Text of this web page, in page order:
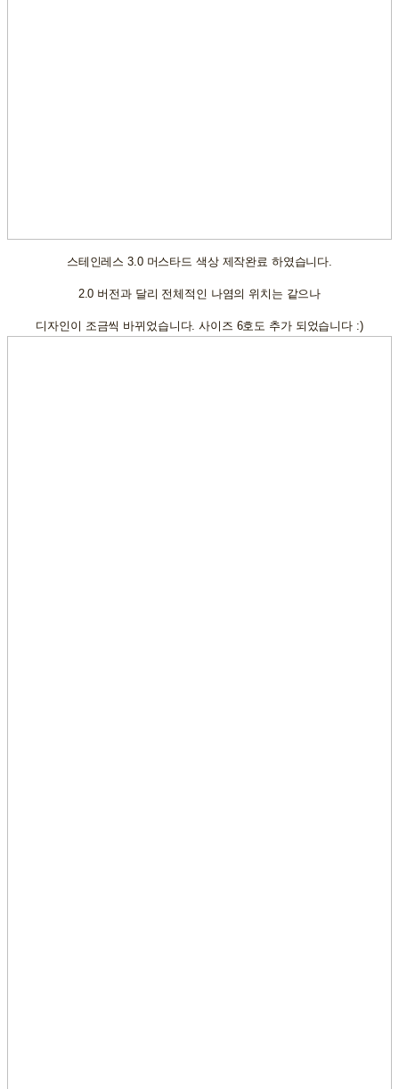
스테인레스 3.0 머스타드 색상 제작완료 하였습니다.
2.0 버전과 달리 전체적인 나염의 위치는 같으나
디자인이 조금씩 바뀌었습니다. 사이즈 6호도 추가 되었습니다 :)